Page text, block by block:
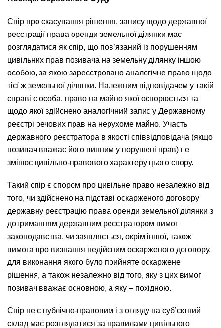
Спір про скасування рішення, запису щодо державної
реєстрації права оренди земельної ділянки має
розглядатися як спір, що пов’язаний із порушенням
цивільних прав позивача на земельну ділянку іншою
особою, за якою зареєстровано аналогічне право щодо
тієї ж земельної ділянки. Належним відповідачем у такій
справі є особа, право на майно якої оспорюється та
щодо якої здійснено аналогічний запис у Державному
реєстрі речових прав на нерухоме майно. Участь
державного реєстратора в якості співвідповідача (якщо
позивач вважає його винним у порушені прав) не
змінює цивільно-правового характеру цього спору.
Такий спір є спором про цивільне право незалежно від
того, чи здійснено на підставі оскарженого договору
державну реєстрацію права оренди земельної ділянки з
дотриманням державним реєстратором вимог
законодавства, чи заявляється, окрім іншої, також
вимога про визнання недійсним оскарженого договору,
для виконання якого було прийняте оскаржене
рішення, а також незалежно від того, яку з цих вимог
позивач вважає основною, а яку – похідною.
Спір не є публічно-правовим і з огляду на суб’єктний
склад має розглядатися за правилами цивільного